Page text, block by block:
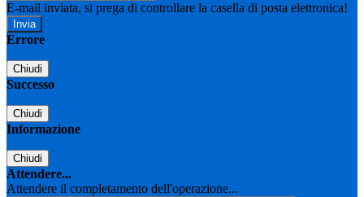
E-mail inviata, si prega di controllare la casella di posta elettronica!
Errore
Chiudi
Successo
Chiudi
Informazione
Chiudi
Attendere...
Attendere il completamento dell'operazione...